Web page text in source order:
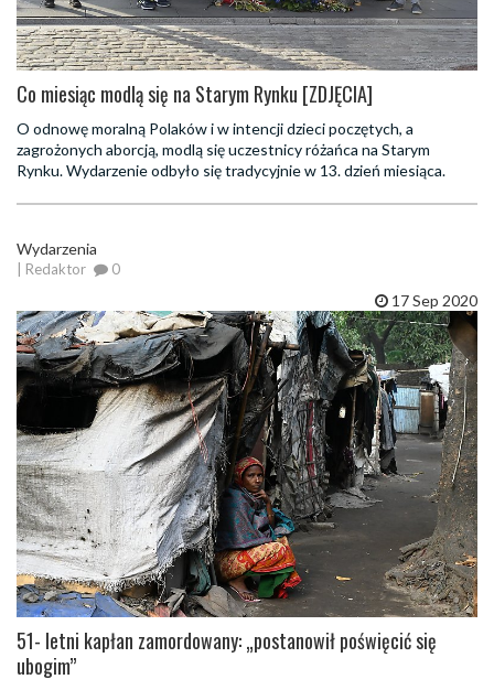
Co miesiąc modlą się na Starym Rynku [ZDJĘCIA]
O odnowę moralną Polaków i w intencji dzieci poczętych, a
zagrożonych aborcją, modlą się uczestnicy różańca na Starym
Rynku. Wydarzenie odbyło się tradycyjnie w 13. dzień miesiąca.
Wydarzenia
| Redaktor 0
17 Sep 2020
51- letni kapłan zamordowany: „postanowił poświęcić się
ubogim”